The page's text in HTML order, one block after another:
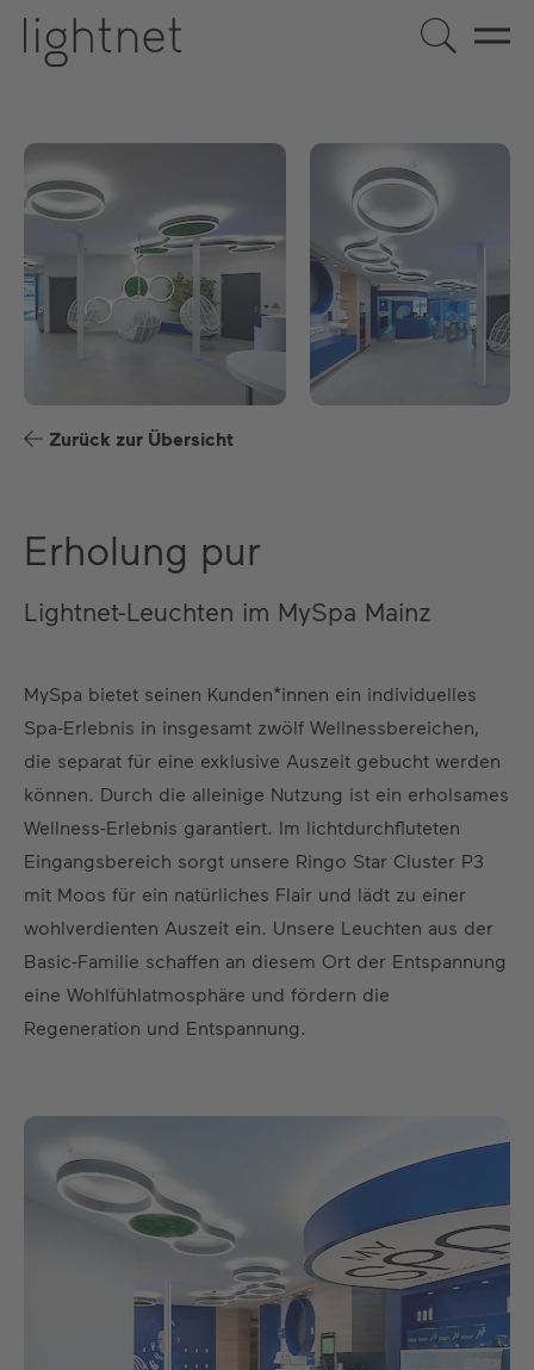
DE EN US ES
Zurück zur Übersicht
Erholung pur
Lightnet-Leuchten im MySpa Mainz
MySpa bietet seinen Kunden*innen ein individuelles
Spa-Erlebnis in insgesamt zwölf Wellnessbereichen,
die separat für eine exklusive Auszeit gebucht werden
können. Durch die alleinige Nutzung ist ein erholsames
Wellness-Erlebnis garantiert. Im lichtdurchfluteten
Eingangsbereich sorgt unsere Ringo Star Cluster P3
mit Moos für ein natürliches Flair und lädt zu einer
wohlverdienten Auszeit ein. Unsere Leuchten aus der
Basic-Familie schaffen an diesem Ort der Entspannung
eine Wohlfühlatmosphäre und fördern die
Regeneration und Entspannung.